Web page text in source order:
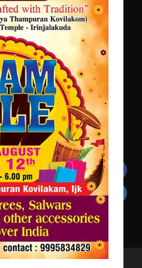
റജബ് ” ഇരിങ്ങാലക്കുട
ആഗസ്റ്റ് 7
സ്‌ക്രീൻ ചെയ്യുന്നു
കോളജ്
അസോസിയേഷന്
Facebook
Instagram
Powered